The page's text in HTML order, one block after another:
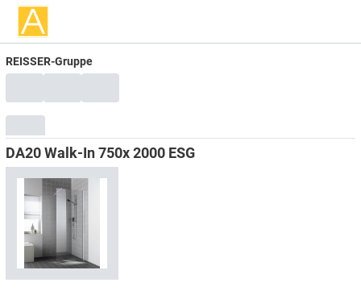
REISSER-Gruppe
DA20 Walk-In 750x 2000 ESG